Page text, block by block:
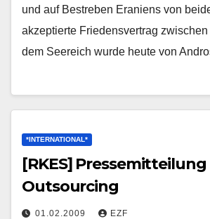
und auf Bestreben Eraniens von
akzeptierte Friedensvertrag
dem Seereich wurde heute von
*INTERNATIONAL*
[RKES] Pressemitteilung
Outsourcing
01.02.2009 EZF